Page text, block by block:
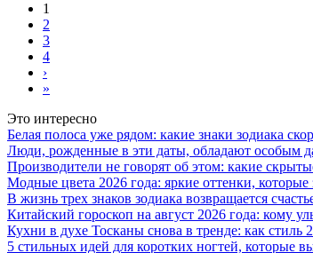
1
2
3
4
›
»
Это интересно
Белая полоса уже рядом: какие знаки зодиака
Люди, рожденные в эти даты, обладают особым
Производители не говорят об этом: какие
Модные цвета 2026 года: яркие оттенки,
В жизнь трех знаков зодиака возвращается
Китайский гороскоп на август 2026 года: кому
Кухни в духе Тосканы снова в тренде: как
5 стильных идей для коротких ногтей, которые